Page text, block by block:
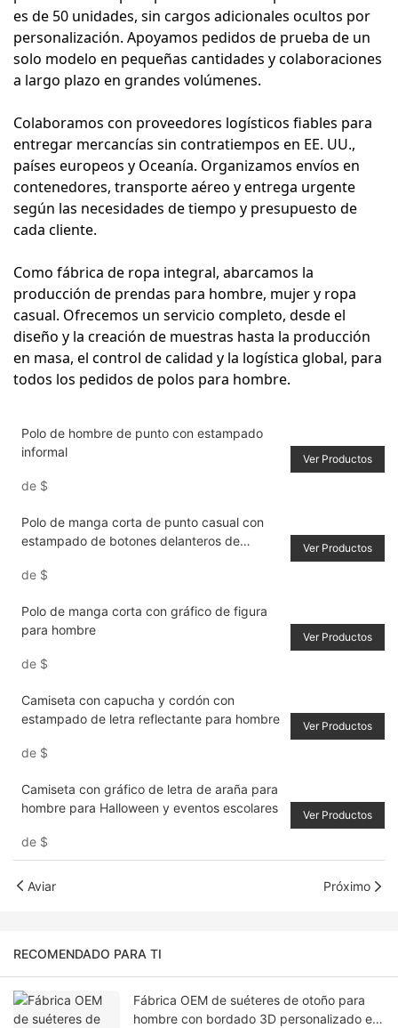
es de 50 unidades, sin cargos adicionales ocultos por
personalización. Apoyamos pedidos de prueba de un
solo modelo en pequeñas cantidades y colaboraciones
a largo plazo en grandes volúmenes.
Colaboramos con proveedores logísticos fiables para
entregar mercancías sin contratiempos en EE. UU.,
países europeos y Oceanía. Organizamos envíos en
contenedores, transporte aéreo y entrega urgente
según las necesidades de tiempo y presupuesto de
cada cliente.
Como fábrica de ropa integral, abarcamos la
producción de prendas para hombre, mujer y ropa
casual. Ofrecemos un servicio completo, desde el
diseño y la creación de muestras hasta la producción
en masa, el control de calidad y la logística global, para
todos los pedidos de polos para hombre.
Polo de hombre de punto con estampado
informal
de $
Ver Productos
Polo de manga corta de punto casual con
estampado de botones delanteros de
de $
Ver Productos
Polo de manga corta con gráfico de figura
para hombre
de $
Ver Productos
Camiseta con capucha y cordón con
estampado de letra reflectante para hombre
de $
Ver Productos
Camiseta con gráfico de letra de araña para
hombre para Halloween y eventos escolares
de $
Ver Productos
Aviar Próximo
RECOMENDADO PARA TI
Fábrica OEM de suéteres de otoño para
hombre con bordado 3D personalizado en